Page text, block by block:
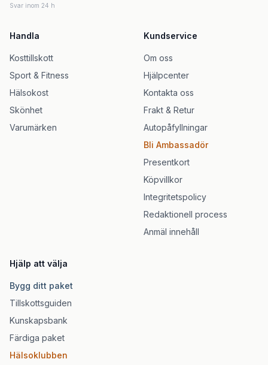
Svar inom 24 h
Handla
Kosttillskott
Sport & Fitness
Hälsokost
Skönhet
Varumärken
Kundservice
Om oss
Hjälpcenter
Kontakta oss
Frakt & Retur
Autopåfyllningar
Bli Ambassadör
Presentkort
Köpvillkor
Integritetspolicy
Redaktionell process
Anmäl innehåll
Hjälp att välja
Bygg ditt paket
Tillskottsguiden
Kunskapsbank
Färdiga paket
Hälsoklubben